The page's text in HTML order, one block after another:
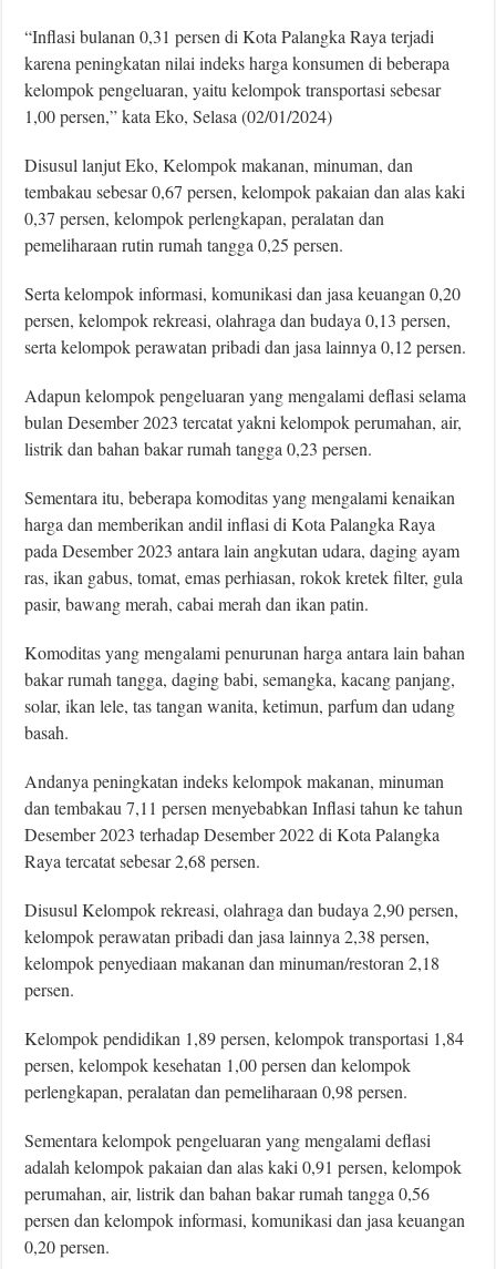
“Inﬂasi bulanan 0,31 persen di Kota Palangka Raya terjadi
karena peningkatan nilai indeks harga konsumen di beberapa
kelompok pengeluaran, yaitu kelompok transportasi sebesar
1,00 persen,” kata Eko, Selasa (02/01/2024)
Disusul lanjut Eko, Kelompok makanan, minuman, dan
tembakau sebesar 0,67 persen, kelompok pakaian dan alas kaki
0,37 persen, kelompok perlengkapan, peralatan dan
pemeliharaan rutin rumah tangga 0,25 persen.
Serta kelompok informasi, komunikasi dan jasa keuangan 0,20
persen, kelompok rekreasi, olahraga dan budaya 0,13 persen,
serta kelompok perawatan pribadi dan jasa lainnya 0,12 persen.
Adapun kelompok pengeluaran yang mengalami deﬂasi selama
bulan Desember 2023 tercatat yakni kelompok perumahan, air,
listrik dan bahan bakar rumah tangga 0,23 persen.
Sementara itu, beberapa komoditas yang mengalami kenaikan
harga dan memberikan andil inﬂasi di Kota Palangka Raya
pada Desember 2023 antara lain angkutan udara, daging ayam
ras, ikan gabus, tomat, emas perhiasan, rokok kretek filter, gula
pasir, bawang merah, cabai merah dan ikan patin.
Komoditas yang mengalami penurunan harga antara lain bahan
bakar rumah tangga, daging babi, semangka, kacang panjang,
solar, ikan lele, tas tangan wanita, ketimun, parfum dan udang
basah.
Andanya peningkatan indeks kelompok makanan, minuman
dan tembakau 7,11 persen menyebabkan Inﬂasi tahun ke tahun
Desember 2023 terhadap Desember 2022 di Kota Palangka
Raya tercatat sebesar 2,68 persen.
Disusul Kelompok rekreasi, olahraga dan budaya 2,90 persen,
kelompok perawatan pribadi dan jasa lainnya 2,38 persen,
kelompok penyediaan makanan dan minuman/restoran 2,18
persen.
Kelompok pendidikan 1,89 persen, kelompok transportasi 1,84
persen, kelompok kesehatan 1,00 persen dan kelompok
perlengkapan, peralatan dan pemeliharaan 0,98 persen.
Sementara kelompok pengeluaran yang mengalami deﬂasi
adalah kelompok pakaian dan alas kaki 0,91 persen, kelompok
perumahan, air, listrik dan bahan bakar rumah tangga 0,56
persen dan kelompok informasi, komunikasi dan jasa keuangan
0,20 persen.